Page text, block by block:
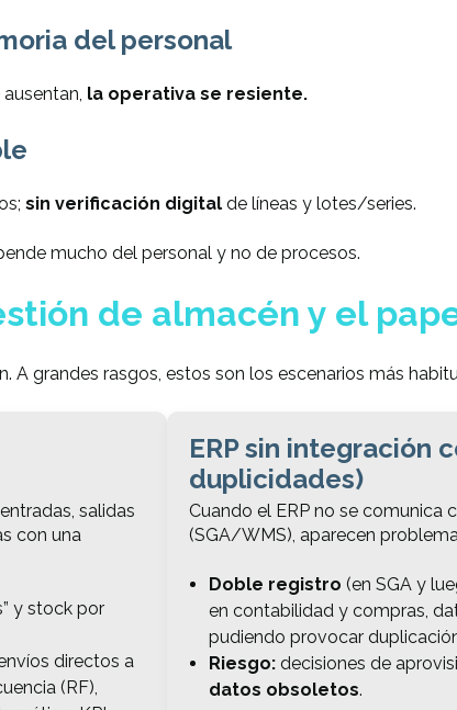
del personal
la operativa se resiente.
sin verificación digital de líneas y lotes/series.
mucho del personal y no de procesos.
de almacén y el
grandes rasgos, estos son los escenarios más
salidas
con una
y stock por
directos a
(RF),
ERP sin integración
duplicidades)
Cuando el ERP no se comunica
(SGA/WMS), aparecen
Doble registro (en SGA y
en contabilidad y compras,
pudiendo provocar
Riesgo:decisiones de
datos obsoletos.